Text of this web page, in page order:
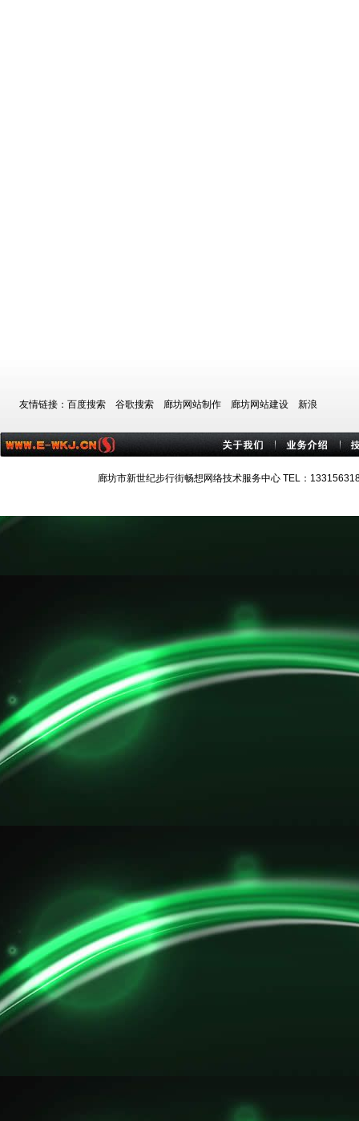
友情链接： 百度搜索 谷歌搜索 廊坊网站制作 廊坊网站建设 新浪
廊坊市新世纪步行街畅想网络技术服务中心 TEL：